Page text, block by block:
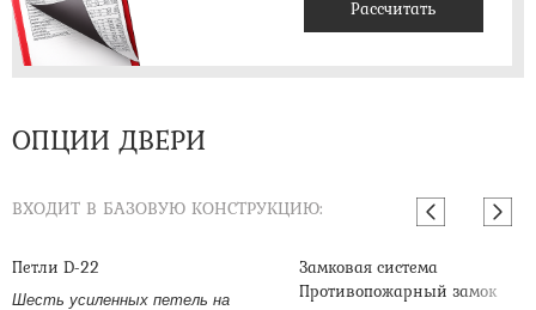
Рассчитать
ОПЦИИ ДВЕРИ
ВХОДИТ В БАЗОВУЮ КОНСТРУКЦИЮ:
Петли D-22
Шесть усиленных петель на
Замковая система
Противопожарный замок